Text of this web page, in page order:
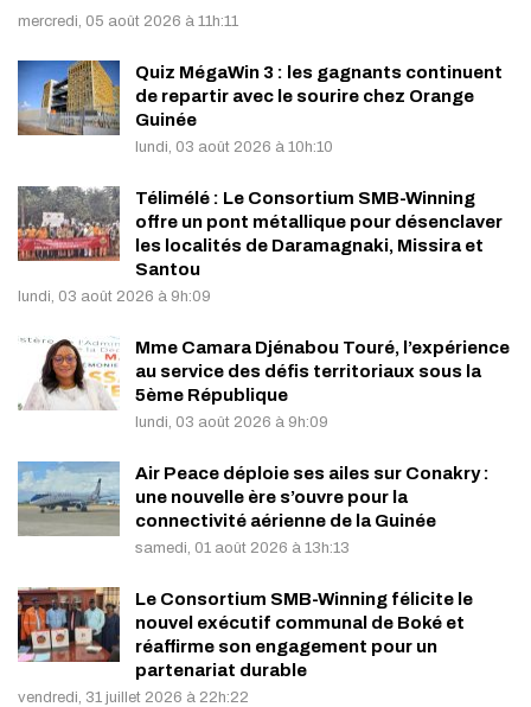
mercredi, 05 août 2026 à 11h:11
Quiz MégaWin 3 : les gagnants continuent
de repartir avec le sourire chez Orange
Guinée
lundi, 03 août 2026 à 10h:10
Télimélé : Le Consortium SMB-Winning
offre un pont métallique pour désenclaver
les localités de Daramagnaki, Missira et
Santou
lundi, 03 août 2026 à 9h:09
Mme Camara Djénabou Touré, l’expérience
au service des défis territoriaux sous la
5ème République
lundi, 03 août 2026 à 9h:09
Air Peace déploie ses ailes sur Conakry :
une nouvelle ère s’ouvre pour la
connectivité aérienne de la Guinée
samedi, 01 août 2026 à 13h:13
Le Consortium SMB-Winning félicite le
nouvel exécutif communal de Boké et
réaffirme son engagement pour un
partenariat durable
vendredi, 31 juillet 2026 à 22h:22